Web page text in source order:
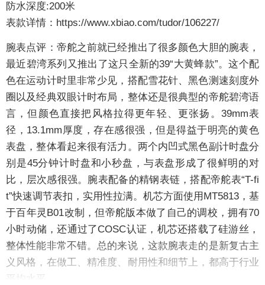
防水深度:200米
表款详情： https://www.xbiao.com/tudor/106227/
腕表点评： 帝舵之前就已经推出了很多颜色大胆的腕表，
最近碧湾系列又推出了这只全新的39“大黄蜂款”。这个配
色在运动计时里非常少见，搭配雪花针、黑色测速刻度外
圈以及经典双眼计时布局，整体还是很典型的帝舵碧湾语
言，但颜色直接把风格拉得更年轻、更张扬。39mm表
径，13.1mm厚度，存在感很强，但是得益于明亮的黄色
表盘，整体看起来很有活力。两个内凹式黑色副计时盘分
别是45分钟计时盘和小秒盘，与表盘形成了很鲜明的对
比，层次感很强。腕表配备的精钢表链，搭配帝舵表“T-fi
t”快速调节表扣，实用性拉满。机芯方面使用MT5813，基
于百年灵B01改制，但帝舵版本做了自己的调校，拥有70
小时动储，还通过了COSC认证，机芯还搭载了硅游丝，
整体性能非常不错。总的来说，这款腕表走的是新复古主
义风格，在做工、精准度、耐用性和细节上，都高于行业
平均水平。